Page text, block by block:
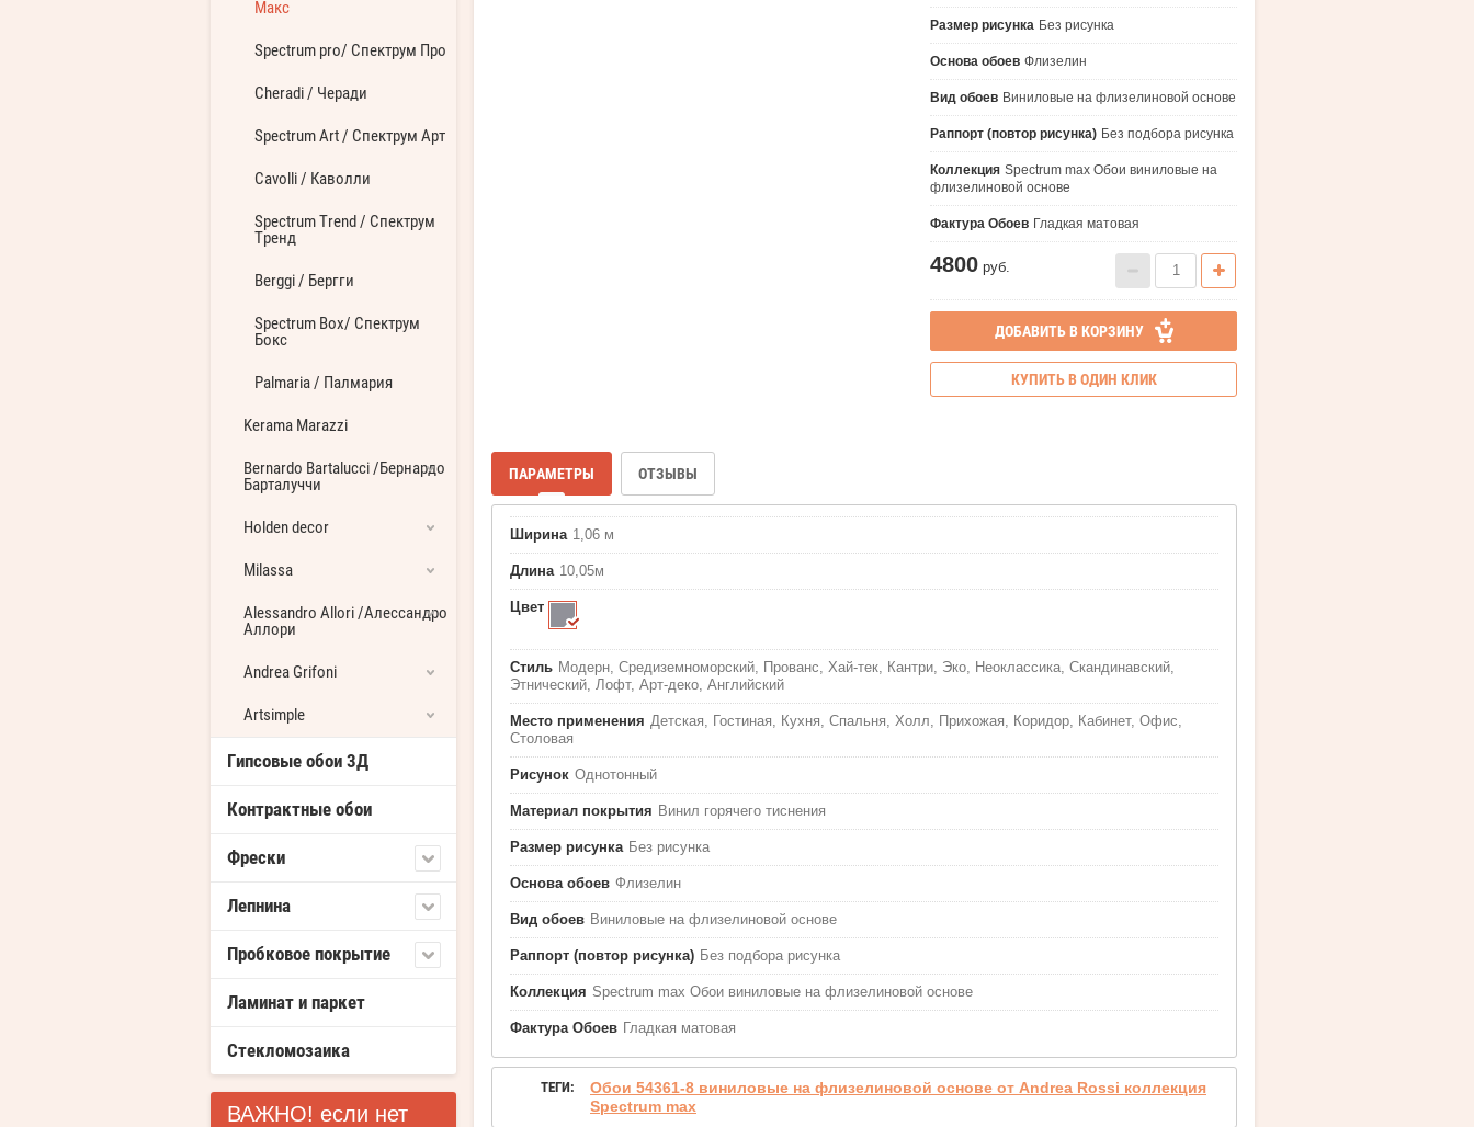
Макс
Spectrum pro/ Спектрум Про
Cheradi / Черади
Spectrum Art / Спектрум Арт
Cavolli / Каволли
Spectrum Trend / Спектрум
Тренд
Berggi / Бергги
Spectrum Box/ Спектрум
Бокс
Palmaria / Палмария
Kerama Marazzi
Bernardo Bartalucci /Бернардо
Барталуччи
Holden decor
Milassa
Alessandro Allori /Алессандро
Аллори
Andrea Grifoni
Artsimple
Гипсовые обои 3Д
Контрактные обои
Фрески
Лепнина
Пробковое покрытие
Ламинат и паркет
Стекломозаика
ВАЖНО! если нет
Размер рисунка Без рисунка
Основа обоев Флизелин
Вид обоев Виниловые на флизелиновой основе
Раппорт (повтор рисунка) Без подбора рисунка
Коллекция Spectrum max Обои виниловые на
флизелиновой основе
Фактура Обоев Гладкая матовая
4800 руб.
ДОБАВИТЬ В КОРЗИНУ
КУПИТЬ В ОДИН КЛИК
ПАРАМЕТРЫ ОТЗЫВЫ
Ширина 1,06 м
Длина 10,05м
Цвет
Стиль Модерн, Средиземноморский, Прованс, Хай-тек, Кантри, Эко, Неоклассика, Скандинавский,
Этнический, Лофт, Арт-деко, Английский
Место применения Детская, Гостиная, Кухня, Спальня, Холл, Прихожая, Коридор, Кабинет, Офис,
Столовая
Рисунок Однотонный
Материал покрытия Винил горячего тиснения
Размер рисунка Без рисунка
Основа обоев Флизелин
Вид обоев Виниловые на флизелиновой основе
Раппорт (повтор рисунка) Без подбора рисунка
Коллекция Spectrum max Обои виниловые на флизелиновой основе
Фактура Обоев Гладкая матовая
ТЕГИ:
Обои 54361-8 виниловые на флизелиновой основе от Andrea Rossi коллекция
Spectrum max